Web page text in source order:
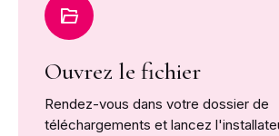
Ouvrez le fichier
Rendez-vous dans votre dossier de
téléchargements et lancez